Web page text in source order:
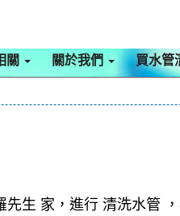
關 關於我們 買水管
生 家，進行 清洗水管